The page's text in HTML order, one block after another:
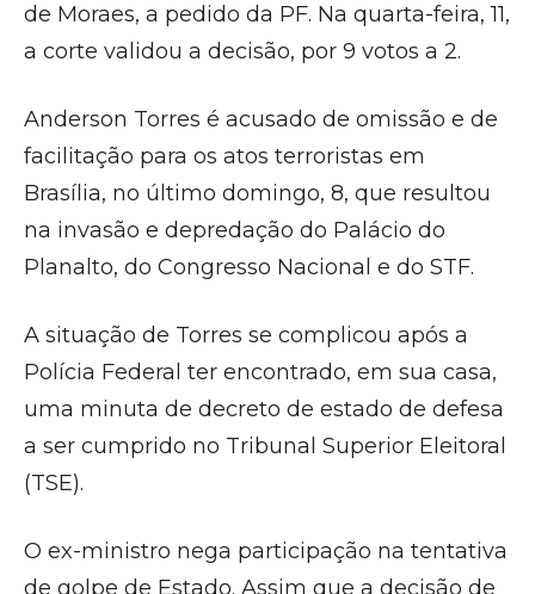
de Moraes, a pedido da PF. Na quarta-feira, 11,
a corte validou a decisão, por 9 votos a 2.
Anderson Torres é acusado de omissão e de
facilitação para os atos terroristas em
Brasília, no último domingo, 8, que resultou
na invasão e depredação do Palácio do
Planalto, do Congresso Nacional e do STF.
A situação de Torres se complicou após a
Polícia Federal ter encontrado, em sua casa,
uma minuta de decreto de estado de defesa
a ser cumprido no Tribunal Superior Eleitoral
(TSE).
O ex-ministro nega participação na tentativa
de golpe de Estado. Assim que a decisão de